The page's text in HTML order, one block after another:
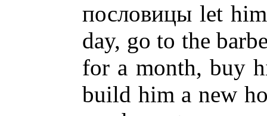
пословицы let
day, go to the
for a month, buy
build him a new